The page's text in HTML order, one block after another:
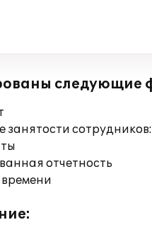
следующие
отчетность
времени